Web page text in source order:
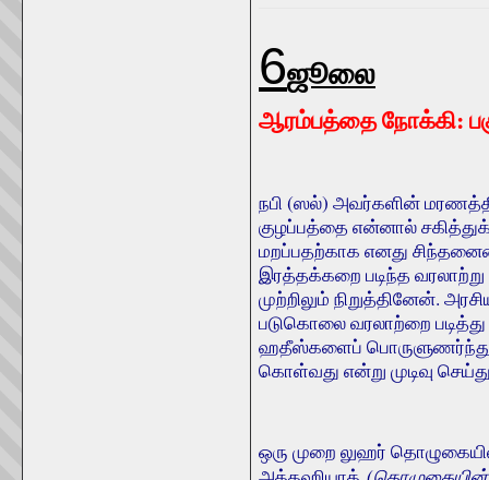
6ஜூலை
ஆரம்பத்தை நோக்கி:
நபி (ஸல்) அவர்களின்
குழப்பத்தை என்னால்
மறப்பதற்காக எனது
இரத்தக்கறை படிந்த
முற்றிலும் நிறுத்தினேன்.
படுகொலை வரலாற்றை
ஹதீஸ்களைப் பொருளுணர்ந்து
கொள்வது என்று முடிவு
ஒரு முறை லுஹர்